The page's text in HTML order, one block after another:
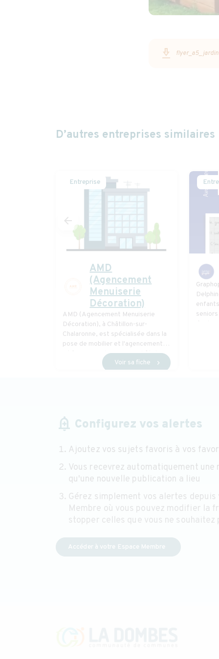
download_2
D’autres entreprises similaires
arrow_back
Entreprise
AMD
(Agencement
Menuiserie
Décoration)
AMD (Agencement Menuiserie
Décoration), à Châtillon-sur-
Chalaronne, est spécialisée dans la
pose de mobilier et l'agencement
intérieur pour les groupes hôteliers
et résidences servicesVoir sa fiche chevron_right
add_alert Configurez vos alertes
Ajoutez vos sujets favoris à vos
Vous recevrez automatiquement
qu'une nouvelle publication a lieu
Gérez simplement vos alertes depuis
Membre où vous pouvez modifier la
stopper celles que vous ne souhaitez
Accéder à votre Espace Membre